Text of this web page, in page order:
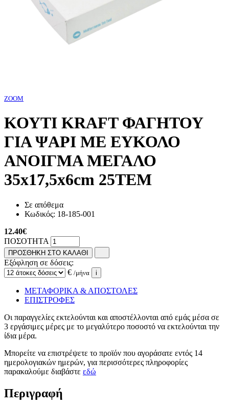
ZOOM
ΚΟΥΤΙ KRAFT ΦΑΓΗΤΟΥ
ΓΙΑ ΨΑΡΙ ΜΕ ΕΥΚΟΛΟ
ΑΝΟΙΓΜΑ ΜΕΓΑΛΟ
35x17,5x6cm 25ΤΕΜ
Σε απόθεμα
Κωδικός: 18-185-001
12.40€
ΠΟΣΟΤΗΤΑ
ΠΡΟΣΘΗΚΗ ΣΤΟ ΚΑΛΑΘΙ
Εξόφληση σε δόσεις:
€ /μήνα i
ΜΕΤΑΦΟΡΙΚΑ & ΑΠΟΣΤΟΛΕΣ
ΕΠΙΣΤΡΟΦΕΣ
Οι παραγγελίες εκτελούνται και αποστέλλονται από εμάς μέσα σε
3 εργάσιμες μέρες με το μεγαλύτερο ποσοστό να εκτελούνται την
ίδια μέρα.
Μπορείτε να επιστρέψετε το προϊόν που αγοράσατε εντός 14
ημερολογιακών ημερών, για περισσότερες πληροφορίες
παρακαλούμε διαβάστε εδώ
Περιγραφή